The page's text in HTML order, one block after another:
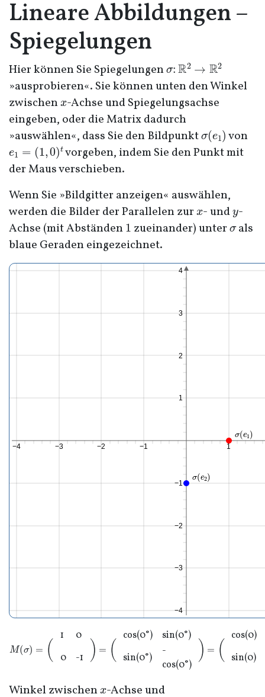
Lineare Abbildungen –
Spiegelungen
Hier können Sie Spiegelungen R2→ R2
»ausprobieren«. Sie können unten den Winkel
zwischen
-Achse und Spiegelungsachse
eingeben, oder die Matrix dadurch
»auswählen«, dass Sie den Bildpunkt
( ) von
1 = ,0) t
vorgeben, indem Sie den Punkt mit
der Maus verschieben.
Wenn Sie »Bildgitter anzeigen« auswählen,
werden die Bilder der Parallelen zur x- und -
Achse (mit Abständen1 zueinander) unter σals
blaue Geraden eingezeichnet.
1
−1
−2
−3
−4
1
2
3
4
−1
−2
−3
−4
σ( 1
σ( 2
M(σ )= 0
1 0
00 00
cos(0°) sin(0°)
00 00
cos(0)
0
-1 sin(0°)
-
cos(0°)
sin(0)
Winkel zwischen
-Achse und